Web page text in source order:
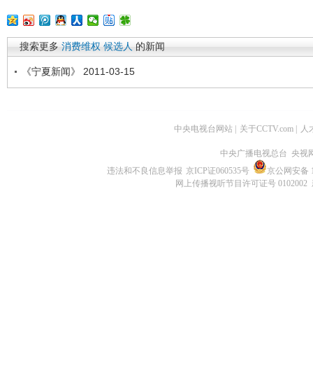
搜索更多 消费维权 候选人 的新闻
《宁夏新闻》 2011-03-15
中央电视台网站 关于CCTV.com 人
中央广播电视总台 央视
违法和不良信息举报 京ICP证060535号
京公网安备
网上传播视听节目许可证号 0102002